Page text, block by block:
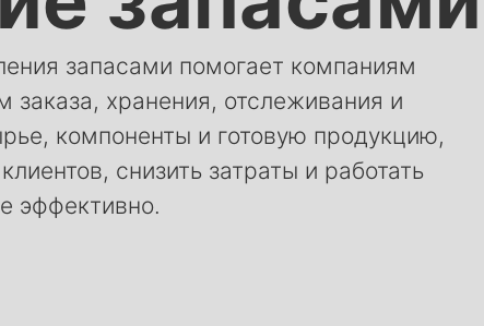
запасами помогает компаниям
заказа, хранения, отслеживания и
компоненты и готовую продукцию,
снизить затраты и работать
эффективно.